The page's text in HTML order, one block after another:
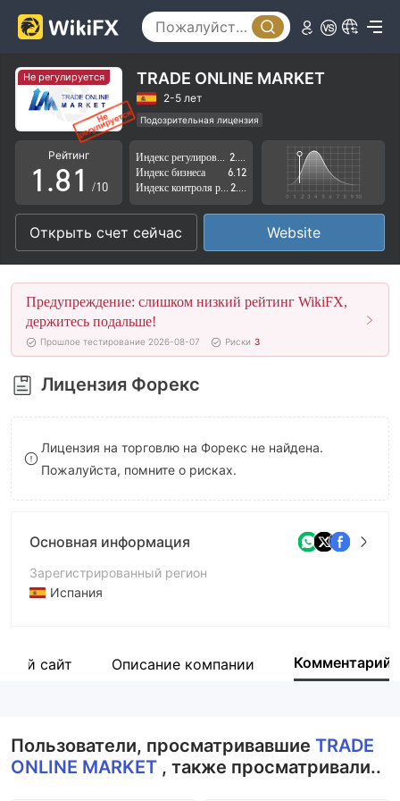
Не регулируется TRADE ONLINE MARKET
2-5 лет
Подозрительная лицензия
Регион деятельности подозрителен
Высокие потенциальные риски
Рейтинг
0
1
2
3
4
5
6
7
8
9
.
4
5
6
7
8
9
0
1
2
3
4
5
6
7
8
9
/10
Индекс бизнеса
6.12
Открыть счет сейчас Website
Предупреждение: слишком низкий рейтинг WikiFX,
держитесь подальше!
Прошлое тестирование 2026-08-07 Риски 3
Лицензия Форекс
Лицензия на торговлю на Форекс не найдена.
Пожалуйста, помните о рисках.
Основная информация
Зарегистрированный регион
Испания
Компания
сайт Описание компании Комментарий
Пользователи, просматривавшие TRADE
ONLINE MARKET , также просматривали..